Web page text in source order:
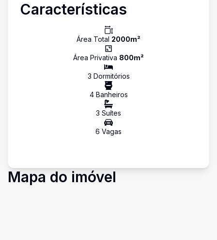
Características
Área Total 2000m²
Área Privativa 800m²
3 Dormitórios
4Banheiros
3 Suítes
6 Vagas
Mapa do imóvel